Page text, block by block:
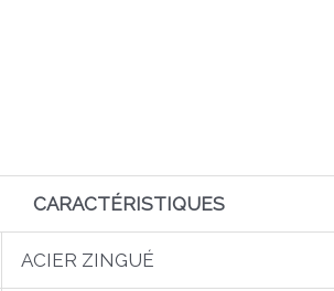
CARACTÉRISTIQUES
ACIER ZINGUÉ